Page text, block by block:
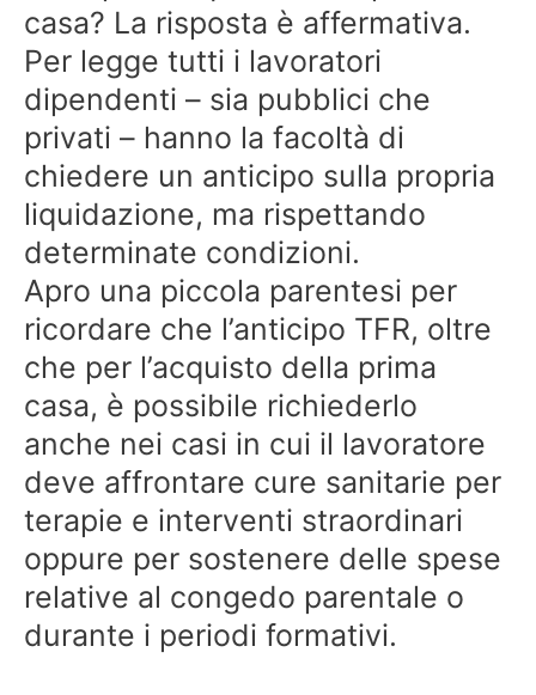
casa? La risposta è affermativa.
Per legge tutti i lavoratori
dipendenti – sia pubblici che
privati – hanno la facoltà di
chiedere un anticipo sulla propria
liquidazione, ma rispettando
determinate condizioni.
Apro una piccola parentesi per
ricordare che l’anticipo TFR, oltre
che per l’acquisto della prima
casa, è possibile richiederlo
anche nei casi in cui il lavoratore
deve affrontare cure sanitarie per
terapie e interventi straordinari
oppure per sostenere delle spese
relative al congedo parentale o
durante i periodi formativi.